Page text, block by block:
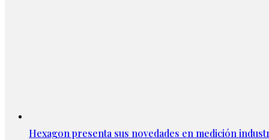
Hexagon presenta sus novedades en medición